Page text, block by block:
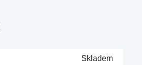
Skladem